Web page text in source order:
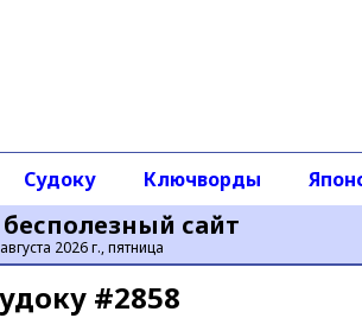
сайт
2026 г., пятница
Судоку Ключворды
#2858